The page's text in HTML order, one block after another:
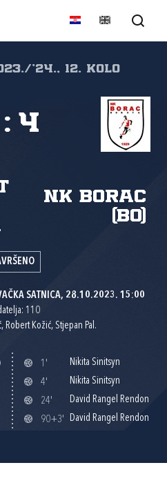
'24., 12. kolo
NK Borac
(Bo)
: 4
SATNICA, 28.10.2023. 15:00
110
Robert Kožić, Stjepan Pal.
1'
Nikita Sinitsyn
4'
Nikita Sinitsyn
24'
David Rangel Rendon
90+3'
David Rangel Rendon